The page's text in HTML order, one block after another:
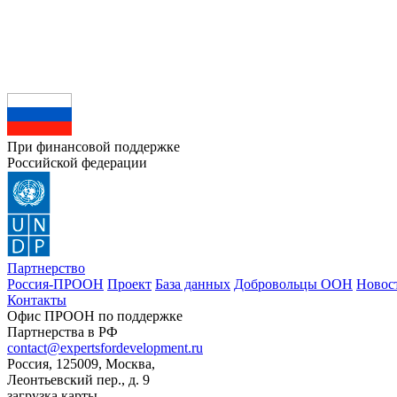
При финансовой поддержке
Российской федерации
Партнерство
Россия-ПРООН Проект База данных Добровольцы ООН
Контакты
Офис ПРООН по поддержке
Партнерства в РФ
contact@expertsfordevelopment.ru
Россия, 125009, Москва,
Леонтьевский пер., д. 9